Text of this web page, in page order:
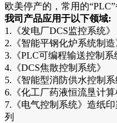
欧美停产的，常用的
我司产品应用于以下领域:
1.《发电厂DCS监控系统》
2.《智能平钢化炉系统制造
3.《PLC可编程输送控制系
4.《DCS焦散控制系统》
5.《智能型消防供水控制系
6.《化工厂药液恒流垦计算
7.《电气控制系统》造纸
列